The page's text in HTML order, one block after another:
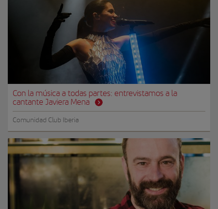
Con la música a todas partes: entrevistamos a la
cantante Javiera Mena
Comunidad Club Iberia